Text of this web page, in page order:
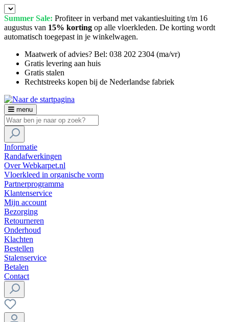
Summer Sale: Profiteer in verband met vakantiesluiting t/m 16
augustus van 15% korting op alle vloerkleden. De korting wordt
automatisch toegepast in je winkelwagen.
Maatwerk of advies? Bel: 038 202 2304 (ma/vr)
Gratis levering aan huis
Gratis stalen
Rechtstreeks kopen bij de Nederlandse fabriek
menu
Informatie
Randafwerkingen
Over Webkarpet.nl
Vloerkleed in organische vorm
Partnerprogramma
Klantenservice
Mijn account
Bezorging
Retourneren
Onderhoud
Klachten
Bestellen
Stalenservice
Betalen
Contact